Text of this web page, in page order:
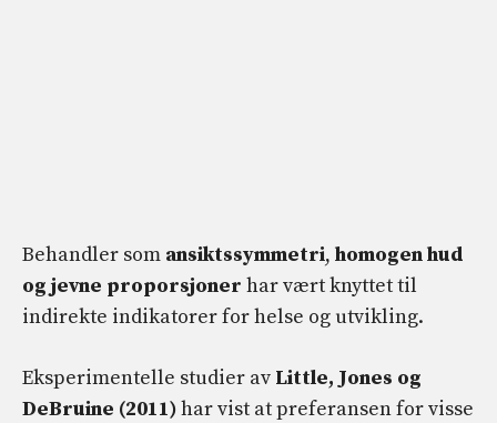
Behandler som ansiktssymmetri, homogen hud
og jevne proporsjoner har vært knyttet til
indirekte indikatorer for helse og utvikling.
Eksperimentelle studier av Little, Jones og
DeBruine (2011)har vist at preferansen for visse